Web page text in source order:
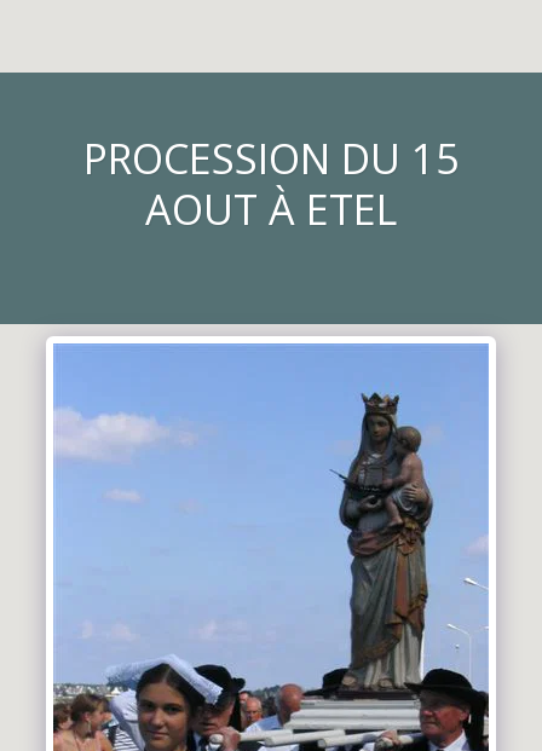
PROCESSION DU 15
AOUT À ETEL